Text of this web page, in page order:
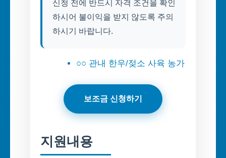
신청 전에 반드시 자격 조건을 확인
하시어 불이익을 받지 않도록 주의
하시기 바랍니다.
○○ 관내 한우/젖소 사육 농가
보조금 신청하기
지원내용